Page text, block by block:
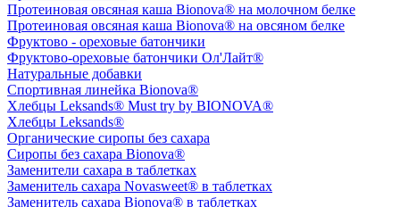
Протеиновая овсяная каша Bionova® на молочном белке
Протеиновая овсяная каша Bionova® на овсяном белке
Фруктово - ореховые батончики
Фруктово-ореховые батончики Ол'Лайт®
Натуральные добавки
Спортивная линейка Bionova®
Хлебцы Leksands® Must try by BIONOVA®
Хлебцы Leksands®
Органические сиропы без сахара
Сиропы без сахара Bionova®
Заменители сахара в таблетках
Заменитель сахара Novasweet® в таблетках
Заменитель сахара Bionova® в таблетках